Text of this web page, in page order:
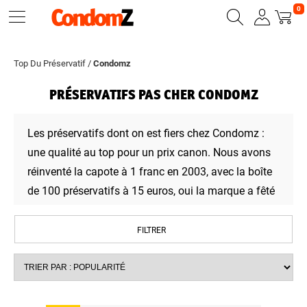
0
Top Du Préservatif / Condomz
PRÉSERVATIFS PAS CHER CONDOMZ
Les préservatifs dont on est fiers chez Condomz :
une qualité au top pour un prix canon. Nous avons
réinventé la capote à 1 franc en 2003, avec la boîte
de 100 préservatifs à 15 euros, oui la marque a fêté
les ont adoptés : pourquoi pas toi ?
votre compte proici
FILTRER